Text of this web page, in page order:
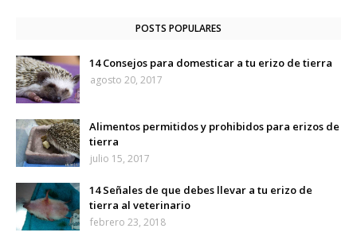
POSTS POPULARES
14 Consejos para domesticar a tu erizo de tierra
agosto 20, 2017
Alimentos permitidos y prohibidos para erizos de
tierra
julio 15, 2017
14 Señales de que debes llevar a tu erizo de
tierra al veterinario
febrero 23, 2018